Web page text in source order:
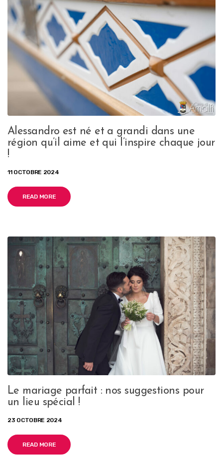
Alessandro est né et a grandi dans une
région qu’il aime et qui l’inspire chaque jour
!
11 OCTOBRE 2024
READ MORE
Le mariage parfait : nos suggestions pour
un lieu spécial !
23 OCTOBRE 2024
READ MORE